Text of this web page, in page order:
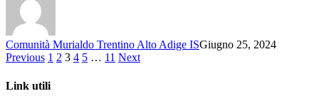
Comunità Murialdo Trentino Alto Adige ISGiugno 25, 2024
Previous 1 2 3 4 5 … 11 Next
Link utili